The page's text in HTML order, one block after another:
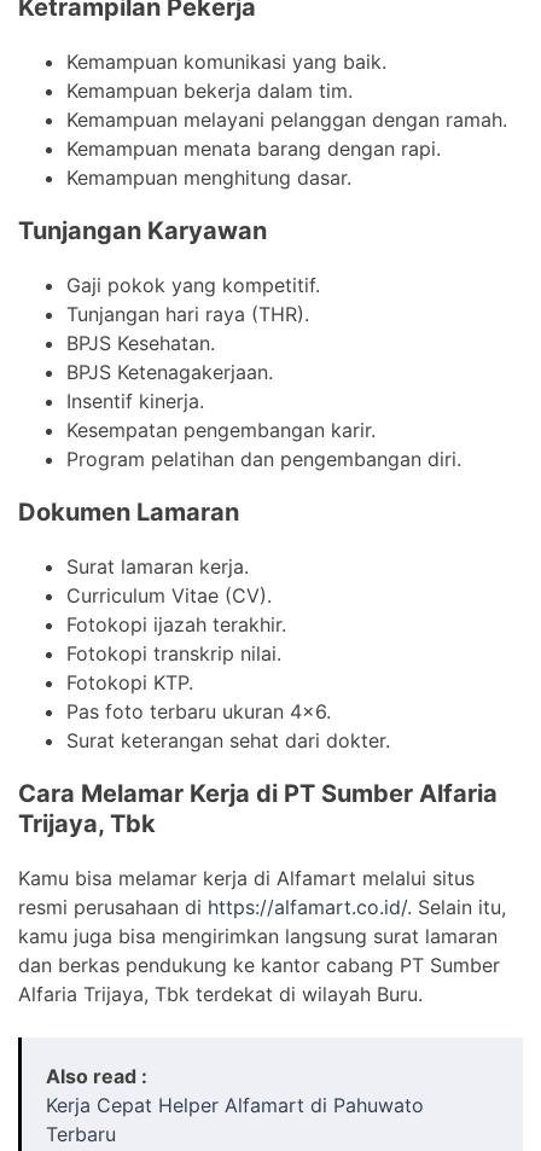
Ketrampilan Pekerja
Kemampuan komunikasi yang baik.
Kemampuan bekerja dalam tim.
Kemampuan melayani pelanggan dengan ramah.
Kemampuan menata barang dengan rapi.
Kemampuan menghitung dasar.
Tunjangan Karyawan
Gaji pokok yang kompetitif.
Tunjangan hari raya (THR).
BPJS Kesehatan.
BPJS Ketenagakerjaan.
Insentif kinerja.
Kesempatan pengembangan karir.
Program pelatihan dan pengembangan diri.
Dokumen Lamaran
Surat lamaran kerja.
Curriculum Vitae (CV).
Fotokopi ijazah terakhir.
Fotokopi transkrip nilai.
Fotokopi KTP.
Pas foto terbaru ukuran 4×6.
Surat keterangan sehat dari dokter.
Cara Melamar Kerja di PT Sumber Alfaria
Trijaya, Tbk
Kamu bisa melamar kerja di Alfamart melalui situs
resmi perusahaan di https://alfamart.co.id/. Selain itu,
kamu juga bisa mengirimkan langsung surat lamaran
dan berkas pendukung ke kantor cabang PT Sumber
Alfaria Trijaya, Tbk terdekat di wilayah Buru.
Also read :
Kerja Cepat Helper Alfamart di Pahuwato
Terbaru